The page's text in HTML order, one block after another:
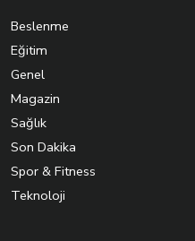
Beslenme
Eğitim
Genel
Magazin
Sağlık
Son Dakika
Spor & Fitness
Teknoloji